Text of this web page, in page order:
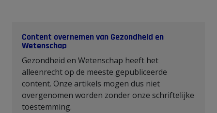
Content overnemen van Gezondheid en
Wetenschap
Gezondheid en Wetenschap heeft het
alleenrecht op de meeste gepubliceerde
content. Onze artikels mogen dus niet
overgenomen worden zonder onze schriftelijke
toestemming.